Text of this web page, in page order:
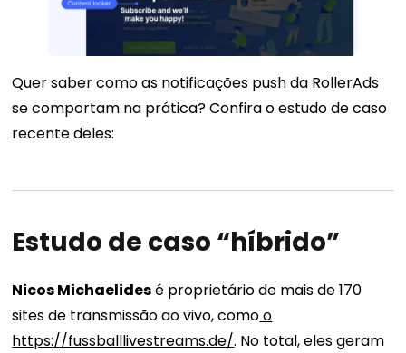
Quer saber como as notificações push da RollerAds
se comportam na prática? Confira o estudo de caso
recente deles:
Estudo de caso “híbrido”
Nicos Michaelidesé proprietário de mais de 170
sites de transmissão ao vivo, comoo
https://fussballlivestreams.de/. No total, eles geram